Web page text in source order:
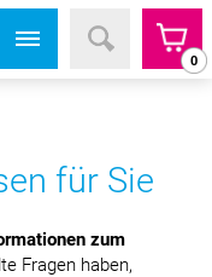
0
für Sie
zum
Fragen haben,